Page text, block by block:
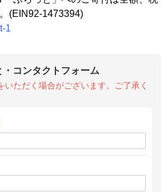
(EIN92-1473394)
1
・コンタクトフォーム
いただく場合がございます。ご了承く